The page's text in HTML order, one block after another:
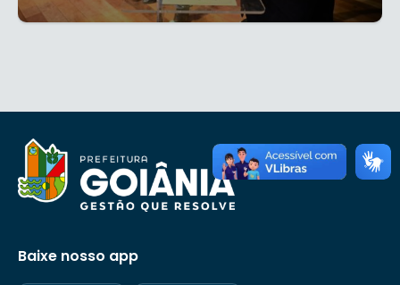
Baixe nosso app